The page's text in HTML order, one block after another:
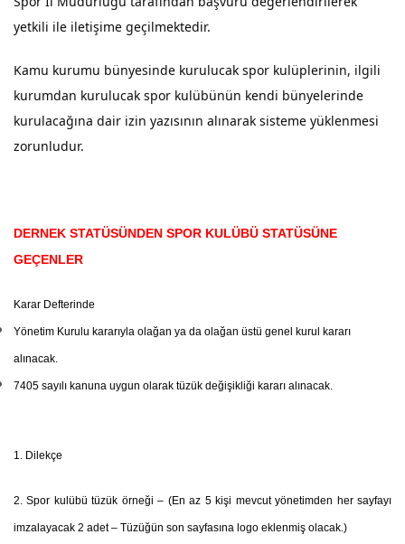
yetkili ile iletişime geçilmektedir.
Kamu kurumu bünyesinde kurulucak spor kulüplerinin, ilgili
kurumdan kurulucak spor kulübünün kendi bünyelerinde
kurulacağına dair izin yazısının alınarak sisteme yüklenmesi
zorunludur.
DERNEK STATÜSÜNDEN SPOR KULÜBÜ STATÜSÜNE
GEÇENLER
Karar Defterinde
Yönetim Kurulu kararıyla olağan ya da olağan üstü genel kurul kararı
alınacak.
7405 sayılı kanuna uygun olarak tüzük değişikliği kararı alınacak.
1. Dilekçe
2. Spor kulübü tüzük örneği – (En az 5 kişi mevcut yönetimden her sayfayı
imzalayacak 2 adet – Tüzüğün son sayfasına logo eklenmiş olacak.)